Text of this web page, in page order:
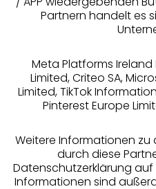
Rechtliches
Alle Preise inkl. MwSt., zzgl.
Partnern handelt es
Meta Platforms
Limited, Criteo SA,
Limited, TikTok
Pinterest Europe
Weitere Informationen
durch diese
Datenschutzerklärung auf
Informationen sind